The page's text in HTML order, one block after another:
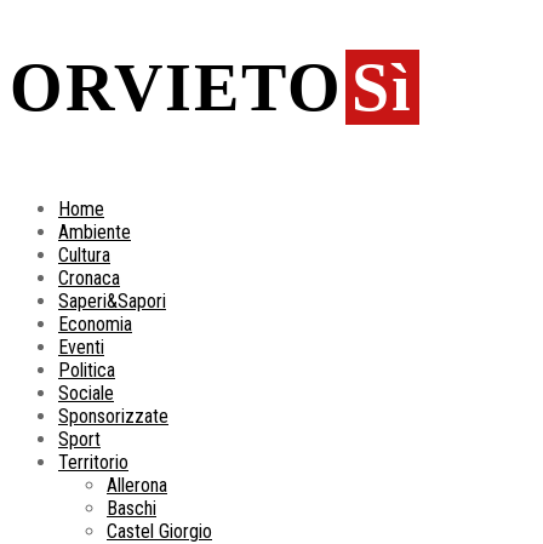
ORVIETO Sì
Home
Ambiente
Cultura
Cronaca
Saperi&Sapori
Economia
Eventi
Politica
Sociale
Sponsorizzate
Sport
Territorio
Allerona
Baschi
Castel Giorgio